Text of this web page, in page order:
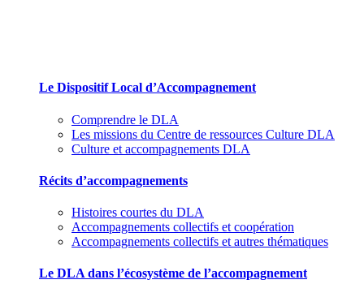
Le Dispositif Local d’Accompagnement
Comprendre le DLA
Les missions du Centre de ressources Culture DLA
Culture et accompagnements DLA
Récits d’accompagnements
Histoires courtes du DLA
Accompagnements collectifs et coopération
Accompagnements collectifs et autres thématiques
Le DLA dans l’écosystème de l’accompagnement